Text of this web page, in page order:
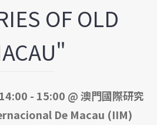
OF OLD
- 15:00 @ 澳門國際研究
De Macau (IIM)